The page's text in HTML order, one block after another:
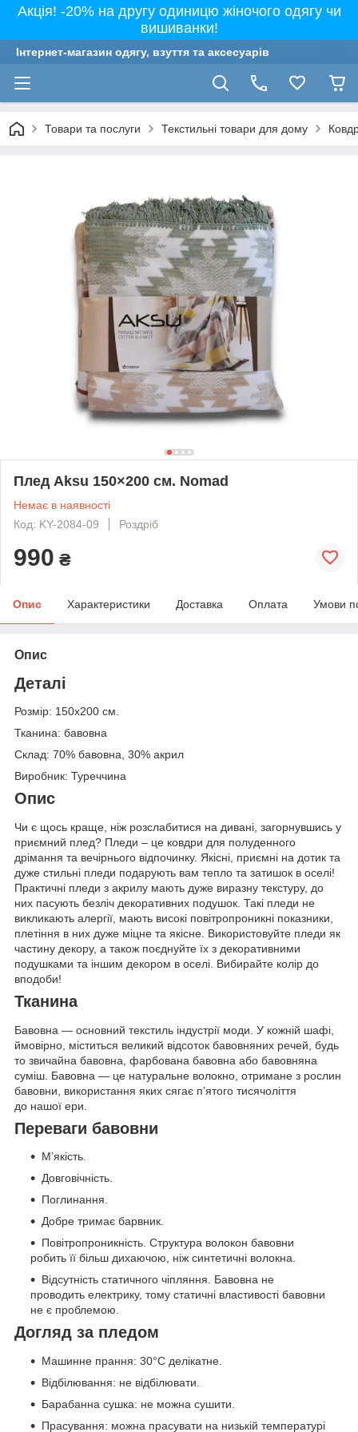
Акція! -20% на другу одиницю жіночого одягу чи
вишиванки!
Інтернет-магазин одягу, взуття та аксесуарів
Товари та послуги Текстильні товари для дому
Плед Aksu 150×200 см. Nomad
Немає в наявності
Код: KY-2084-09
Роздріб
990 ₴
Опис Характеристики Доставка Оплата Умови
Опис
Деталі
Розмір: 150х200 см.
Тканина: бавовна
Склад: 70% бавовна, 30% акрил
Виробник: Туреччина
Опис
Чи є щось краще, ніж розслабитися на дивані, загорнувшись у
приємний плед? Пледи – це ковдри для полуденного
дрімання та вечірнього відпочинку. Якісні, приємні на дотик та
дуже стильні пледи подарують вам тепло та затишок в оселі!
Практичні пледи з акрилу мають дуже виразну текстуру, до
них пасують безліч декоративних подушок. Такі пледи не
викликають алергії, мають високі повітропроникні показники,
плетіння в них дуже міцне та якісне. Використовуйте пледи як
частину декору, а також поєднуйте їх з декоративними
подушками та іншим декором в оселі. Вибирайте колір до
вподоби!
Тканина
Бавовна — основний текстиль індустрії моди. У кожній шафі,
ймовірно, міститься великий відсоток бавовняних речей, будь
то звичайна бавовна, фарбована бавовна або бавовняна
суміш. Бавовна — це натуральне волокно, отримане з рослин
бавовни, використання яких сягає п’ятого тисячоліття
до нашої ери.
Переваги бавовни
М’якість.
Довговічність.
Поглинання.
Добре тримає барвник.
Повітропроникність. Структура волокон бавовни
робить її більш дихаючою, ніж синтетичні волокна.
Відсутність статичного чіпляння. Бавовна не
проводить електрику, тому статичні властивості бавовни
не є проблемою.
Догляд за пледом
Машинне прання: 30°C делікатне.
Відбілювання: не відбілювати.
Барабанна сушка: не можна сушити.
Прасування: можна прасувати на низькій температурі